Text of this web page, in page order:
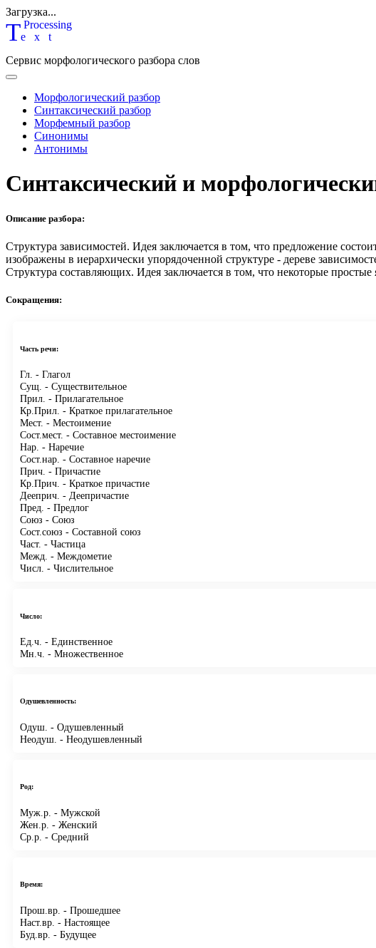
Загрузка...
Text
Processing
Сервис морфологического разбора слов
Морфологический разбор
Синтаксический разбор
Морфемный разбор
Синонимы
Антонимы
Синтаксический и
Описание разбора:
Структура зависимостей. Идея заключается в том, что предложение
изображены в иерархически упорядоченной структуре - дереве
Структура составляющих. Идея заключается в том, что некоторые
Сокращения:
Часть речи:
Гл. - Глагол
Сущ. - Существительное
Прил. - Прилагательное
Кр.Прил. - Краткое прилагательное
Мест. - Местоимение
Сост.мест. - Составное местоимение
Нар. - Наречие
Сост.нар. - Составное наречие
Прич. - Причастие
Кр.Прич. - Краткое причастие
Дееприч. - Деепричастие
Пред. - Предлог
Союз - Союз
Сост.союз - Составной союз
Част. - Частица
Межд. - Междометие
Числ. - Числительное
Число:
Ед.ч. - Единственное
Мн.ч. - Множественное
Одушевленность:
Одуш. - Одушевленный
Неодуш. - Неодушевленный
Род:
Муж.р. - Мужской
Жен.р. - Женский
Ср.р. - Средний
Время:
Прош.вр. - Прошедшее
Наст.вр. - Настоящее
Буд.вр. - Будущее